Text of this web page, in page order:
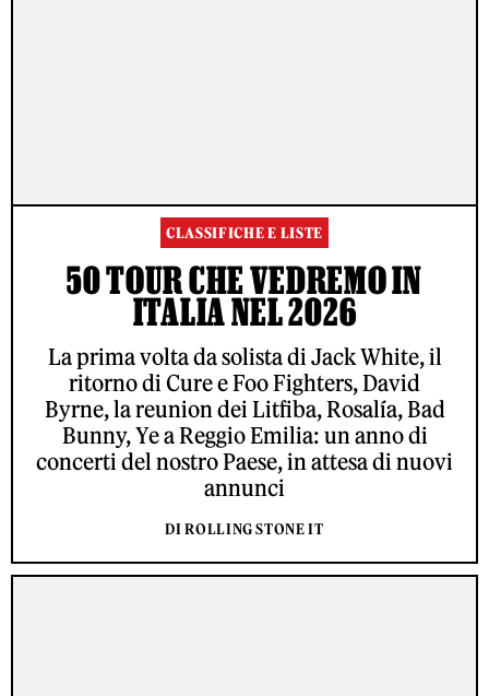
CLASSIFICHE E LISTE
50 TOUR CHE VEDREMO IN
ITALIA NEL 2026
La prima volta da solista di Jack White, il
ritorno di Cure e Foo Fighters, David
Byrne, la reunion dei Litfiba, Rosalía, Bad
Bunny, Ye a Reggio Emilia: un anno di
concerti del nostro Paese, in attesa di nuovi
annunci
DI ROLLING STONE IT